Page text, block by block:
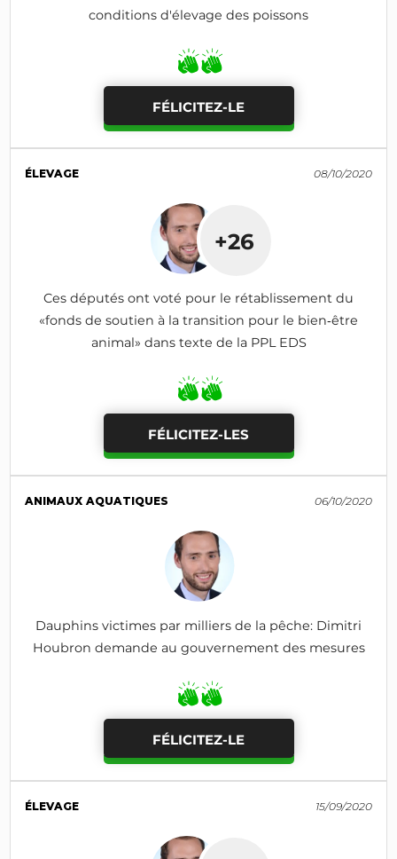
conditions d'élevage des poissons
FÉLICITEZ-LE
ÉLEVAGE 08/10/2020
+26
Ces députés ont voté pour le rétablissement du
«fonds de soutien à la transition pour le bien‑être
animal» dans texte de la PPL EDS
FÉLICITEZ-LES
ANIMAUX AQUATIQUES 06/10/2020
Dauphins victimes par milliers de la pêche: Dimitri
Houbron demande au gouvernement des mesures
FÉLICITEZ-LE
ÉLEVAGE 15/09/2020